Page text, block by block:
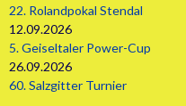
22. Rolandpokal Stendal
12.09.2026
5. Geiseltaler Power-Cup
26.09.2026
60. Salzgitter Turnier